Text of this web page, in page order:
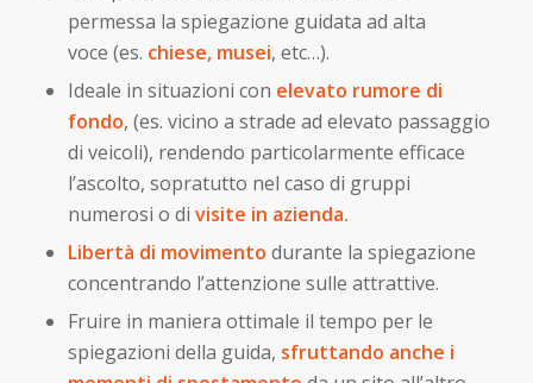
permessa la spiegazione guidata ad alta
voce (es. chiese, musei, etc…).
Ideale in situazioni con elevato rumore di
fondo, (es. vicino a strade ad elevato passaggio
di veicoli), rendendo particolarmente efficace
l’ascolto, sopratutto nel caso di gruppi
numerosi o di visite in azienda.
Libertà di movimento durante la spiegazione
concentrando l’attenzione sulle attrattive.
Fruire in maniera ottimale il tempo per le
spiegazioni della guida, sfruttando anche i